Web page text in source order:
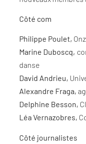
Côté com
Philippe Poulet,
Marine Duboscq,
danse
David Andrieu,
Alexandre Fraga,
Delphine Besson,
Léa Vernazobres,
Côté journalistes